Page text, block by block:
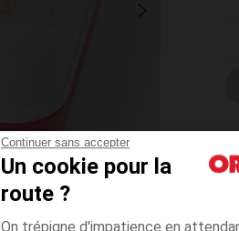
Continuer sans accepter
Un cookie pour la
route ?
On trépigne d'impatience en